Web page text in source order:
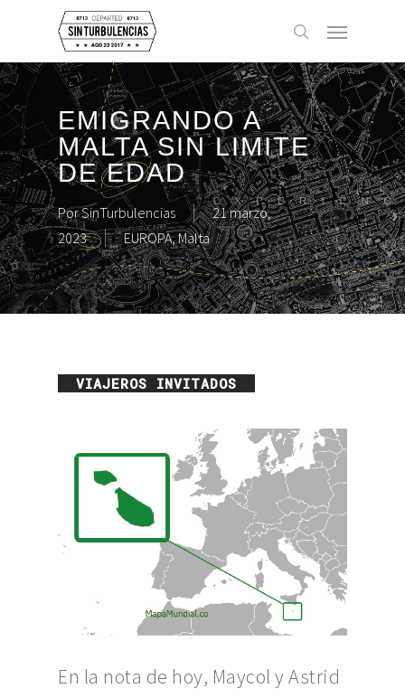
main
content
buscar
EMIGRANDO A
MALTA SIN LIMITE
DE EDAD
PorSinTurbulencias
21 marzo,
2023
EUROPA,Malta
VIAJEROS INVITADOS
En la nota de hoy, Maycol y Astrid